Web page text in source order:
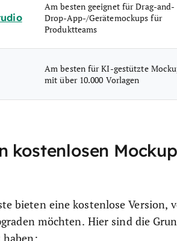
Am besten geeignet für Drag-and-
Drop-App-/Gerätemockups für
Produktteams
Am besten für KI-gestützte
mit über 10.000 Vorlagen
kostenlosen
bieten eine kostenlose Version,
möchten. Hier sind die
haben: